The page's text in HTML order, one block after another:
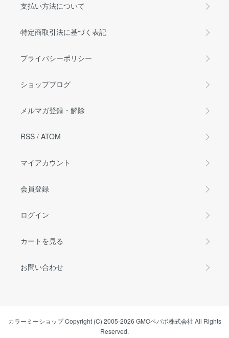
支払い方法について
特定商取引法に基づく表記
プライバシーポリシー
ショップブログ
メルマガ登録・解除
RSS / ATOM
マイアカウント
会員登録
ログイン
カートを見る
お問い合わせ
カラーミーショップCopyright (C) 2005-2026 GMOペパボ株式会社 All Rights
Reserved.